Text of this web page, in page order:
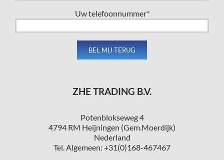
Uw telefoonnummer*
ZHE TRADING B.V.
Potenblokseweg 4
4794 RM Heijningen (Gem.Moerdijk)
Nederland
Tel. Algemeen: +31(0)168-467467